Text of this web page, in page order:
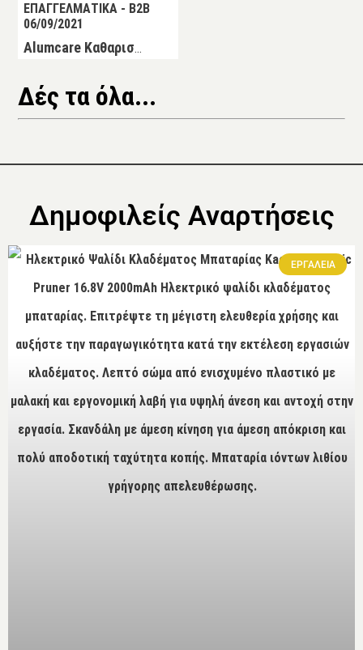
ΕΠΑΓΓΕΛΜΑΤΙΚΑ - B2B
06/09/2021
Alumcare Καθαριστικό Συντήρησης Αλουμίνιών 500ml
Δές τα όλα...
Δημοφιλείς Αναρτήσεις
ΕΡΓΑΛΕΙΑ